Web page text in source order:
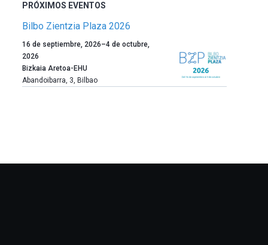
PRÓXIMOS EVENTOS
Bilbo Zientzia Plaza 2026
Un
año
más,
Bilbao
la
16 de septiembre, 2026–4 de octubre,
2026
Bizkaia Aretoa-EHU
Abandoibarra, 3, Bilbao